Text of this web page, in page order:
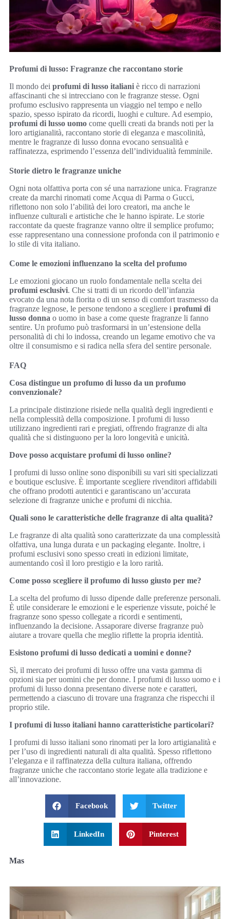
Profumi di lusso: Fragranze che raccontano storie
Il mondo dei profumi di lusso italiani è ricco di narrazioni
affascinanti che si intrecciano con le fragranze stesse. Ogni
profumo esclusivo rappresenta un viaggio nel tempo e nello
spazio, spesso ispirato da ricordi, luoghi e culture. Ad esempio,
profumi di lusso uomo come quelli creati da brands noti per la
loro artigianalità, raccontano storie di eleganza e mascolinità,
mentre le fragranze di lusso donna evocano sensualità e
raffinatezza, esprimendo l’essenza dell’individualità femminile.
Storie dietro le fragranze uniche
Ogni nota olfattiva porta con sé una narrazione unica. Fragranze
create da marchi rinomati come Acqua di Parma o Gucci,
riflettono non solo l’abilità dei loro creatori, ma anche le
influenze culturali e artistiche che le hanno ispirate. Le storie
raccontate da queste fragranze vanno oltre il semplice profumo;
esse rappresentano una connessione profonda con il patrimonio e
lo stile di vita italiano.
Come le emozioni influenzano la scelta del profumo
Le emozioni giocano un ruolo fondamentale nella scelta dei
profumi esclusivi. Che si tratti di un ricordo dell’infanzia
evocato da una nota fiorita o di un senso di comfort trasmesso da
fragranze legnose, le persone tendono a scegliere i profumi di
lusso donna o uomo in base a come queste fragranze li fanno
sentire. Un profumo può trasformarsi in un’estensione della
personalità di chi lo indossa, creando un legame emotivo che va
oltre il consumismo e si radica nella sfera del sentire personale.
FAQ
Cosa distingue un profumo di lusso da un profumo
convenzionale?
La principale distinzione risiede nella qualità degli ingredienti e
nella complessità della composizione. I profumi di lusso
utilizzano ingredienti rari e pregiati, offrendo fragranze di alta
qualità che si distinguono per la loro longevità e unicità.
Dove posso acquistare profumi di lusso online?
I profumi di lusso online sono disponibili su vari siti specializzati
e boutique esclusive. È importante scegliere rivenditori affidabili
che offrano prodotti autentici e garantiscano un’accurata
selezione di fragranze uniche e profumi di nicchia.
Quali sono le caratteristiche delle fragranze di alta qualità?
Le fragranze di alta qualità sono caratterizzate da una complessità
olfattiva, una lunga durata e un packaging elegante. Inoltre, i
profumi esclusivi sono spesso creati in edizioni limitate,
aumentando così il loro prestigio e la loro rarità.
Come posso scegliere il profumo di lusso giusto per me?
La scelta del profumo di lusso dipende dalle preferenze personali.
È utile considerare le emozioni e le esperienze vissute, poiché le
fragranze sono spesso collegate a ricordi e sentimenti,
influenzando la decisione. Assaporare diverse fragranze può
aiutare a trovare quella che meglio riflette la propria identità.
Esistono profumi di lusso dedicati a uomini e donne?
Sì, il mercato dei profumi di lusso offre una vasta gamma di
opzioni sia per uomini che per donne. I profumi di lusso uomo e i
profumi di lusso donna presentano diverse note e caratteri,
permettendo a ciascuno di trovare una fragranza che rispecchi il
proprio stile.
I profumi di lusso italiani hanno caratteristiche particolari?
I profumi di lusso italiani sono rinomati per la loro artigianalità e
per l’uso di ingredienti naturali di alta qualità. Spesso riflettono
l’eleganza e il raffinatezza della cultura italiana, offrendo
fragranze uniche che raccontano storie legate alla tradizione e
all’innovazione.
Facebook Twitter
LinkedIn Pinterest
Mas